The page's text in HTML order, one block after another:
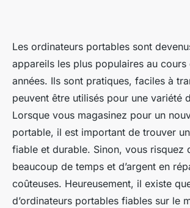
Les ordinateurs portables sont
appareils les plus populaires au cours
années. Ils sont pratiques, faciles à
peuvent être utilisés pour une variété
Lorsque vous magasinez pour un
portable, il est important de trouver
fiable et durable. Sinon, vous risquez
beaucoup de temps et d’argent en
coûteuses. Heureusement, il existe
d’ordinateurs portables fiables sur le